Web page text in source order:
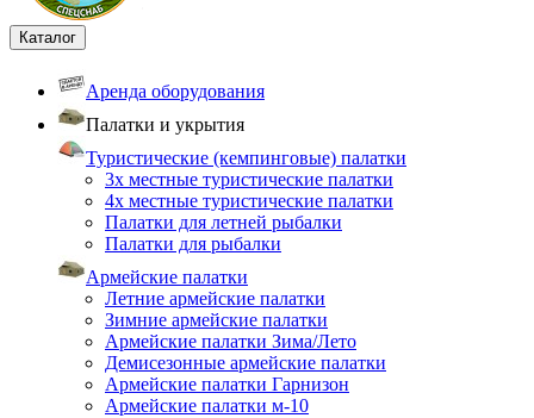
Каталог
Аренда оборудования
Палатки и укрытия
Туристические (кемпинговые) палатки
3х местные туристические палатки
4х местные туристические палатки
Палатки для летней рыбалки
Палатки для рыбалки
Армейские палатки
Летние армейские палатки
Зимние армейские палатки
Армейские палатки Зима/Лето
Демисезонные армейские палатки
Армейские палатки Гарнизон
Армейские палатки м-10